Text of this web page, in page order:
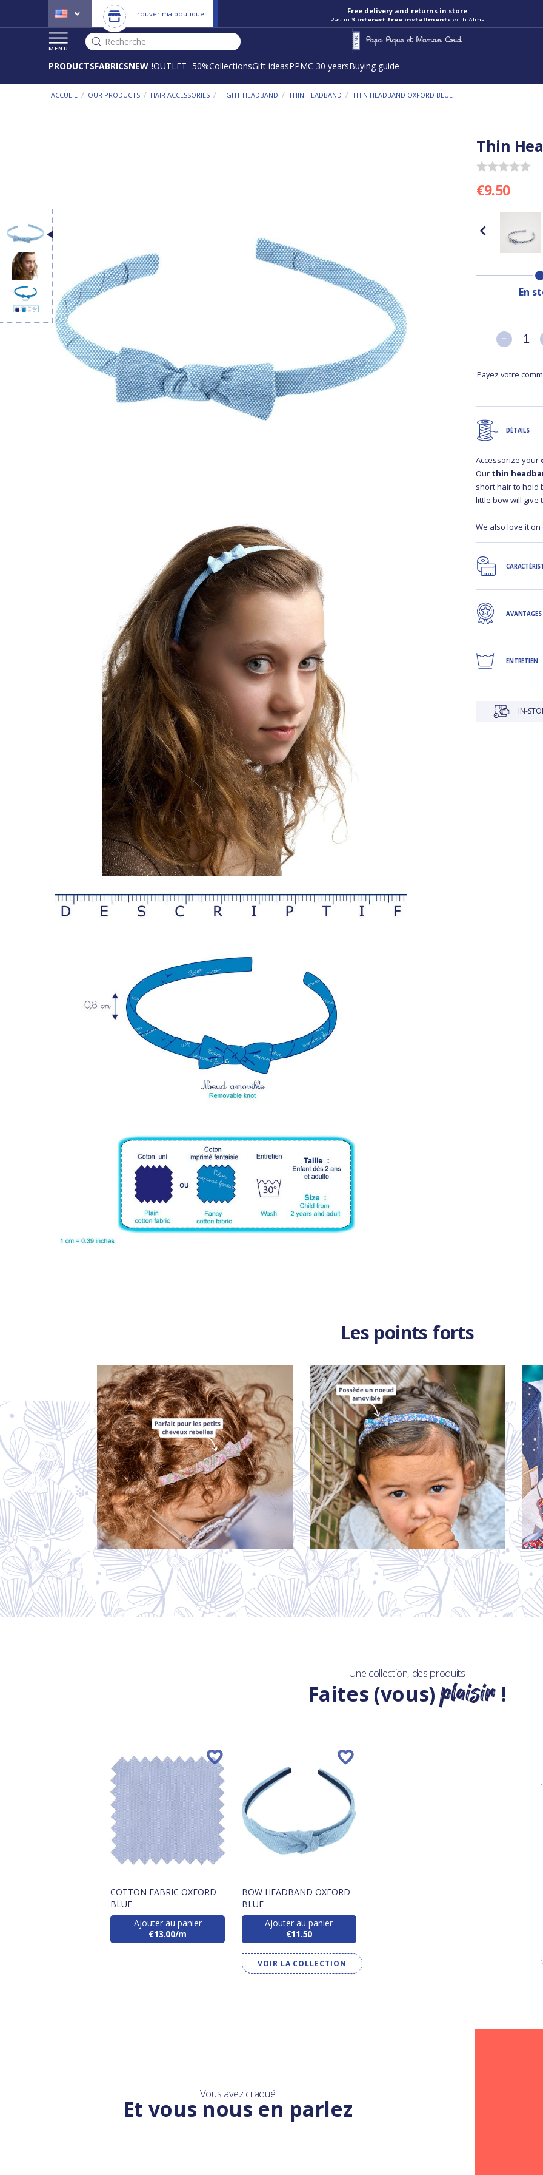
Trouver ma boutique
Free delivery and returns in store
Pay in 3 interest-free installmentswith Alma
MENU
Recherche
PRODUCTSFABRICSNEW !OUTLET -50%CollectionsGift ideasPPMC 30 yearsBuying guide
ACCUEIL / OUR PRODUCTS / HAIR ACCESSORIES / TIGHT HEADBAND / THIN HEADBAND / THIN HEADBAND OXFORD BLUE
Thin
€9.50
En
-
-
Payez votre
DÉTAILS
Accessorize your
Our thin
short hair to hold
little bow will give
We also love it
AVANTAGES
ENTRETIEN
IN-STORE
Les points forts
Une collection, des produits
Faites (vous)plaisir!
COTTON FABRIC OXFORD
BLUE
Ajouter au panier
€13.00/m
BOW HEADBAND OXFORD
BLUE
Ajouter au panier
€11.50
VOIR LA COLLECTION
Vous avez craqué
Et vous nous en parlez